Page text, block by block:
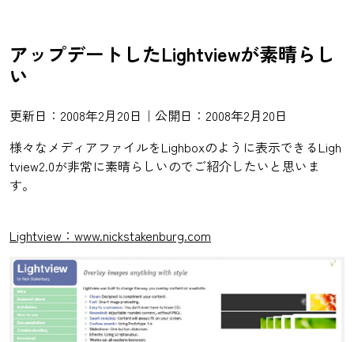
アップデートしたLightviewが素晴らし
い
更新日：2008年2月20日｜公開日：2008年2月20日
様々なメディアファイルをLighboxのように表示できるLigh
tview2.0が非常に素晴らしいのでご紹介したいと思いま
す。
Lightview：www.nickstakenburg.com